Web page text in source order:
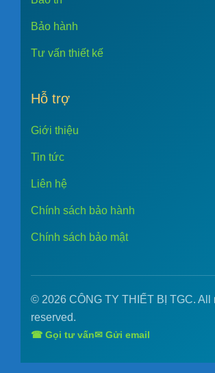
Bảo hành
Tư vấn thiết kế
Hỗ trợ
Giới thiệu
Tin tức
Liên hệ
Chính sách bảo hành
Chính sách bảo mật
© 2026 CÔNG TY THIẾT BỊ TGC. All
reserved.
☎ Gọi tư vấn✉ Gửi email